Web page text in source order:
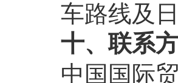
车路线及
十、联系
中国国际